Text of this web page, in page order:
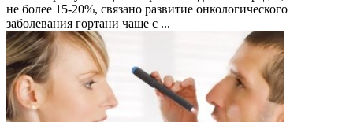
не более 15-20%, связано развитие онкологического
заболевания гортани чаще с ...